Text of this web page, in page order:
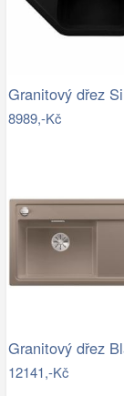
8989,-Kč
12141,-Kč